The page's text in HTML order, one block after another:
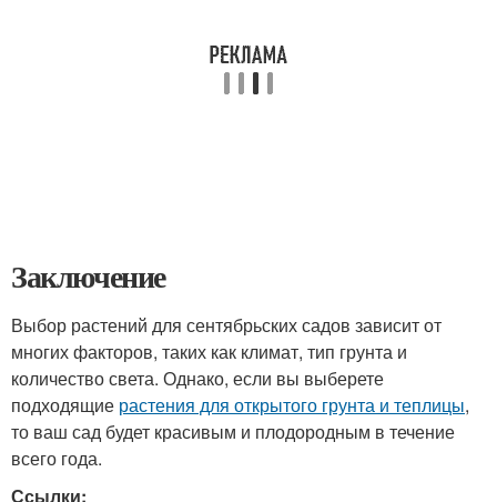
Заключение
Выбор растений для сентябрьских садов зависит от
многих факторов, таких как климат, тип грунта и
количество света. Однако, если вы выберете
подходящие растения для открытого грунта и теплицы,
то ваш сад будет красивым и плодородным в течение
всего года.
Ссылки: